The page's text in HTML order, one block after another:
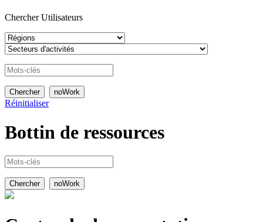
Chercher Utilisateurs
Réinitialiser
Bottin de ressources